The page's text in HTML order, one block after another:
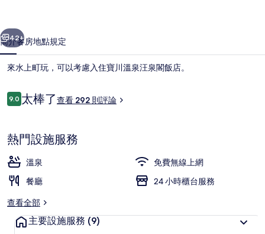
飯
店
的
相
集
溫泉
個 下一個
42+
簡介客房地點規定
來水上町玩，可以考慮入住寶川溫泉汪泉閣飯店。
評
論
9.09.0 分，滿分 10 分，
太棒了查看 292 則評論
熱門設施服務
溫泉
免費無線上網
餐廳
24 小時櫃台服務
查看全部
主要設施服務 (9)